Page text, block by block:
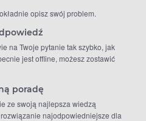
opisz swój problem.
na Twoje pytanie tak szybko, jak
jest offline, możesz zostawić
poradę
ze swoją najlepsza wiedzą
najodpowiedniejsze dla